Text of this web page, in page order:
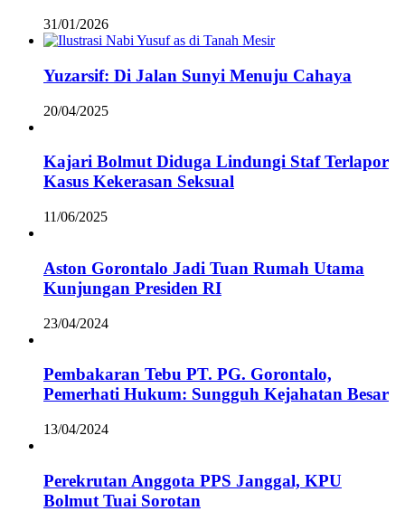
31/01/2026
Yuzarsif: Di Jalan Sunyi Menuju Cahaya
20/04/2025
Kajari Bolmut Diduga Lindungi Staf Terlapor
Kasus Kekerasan Seksual
11/06/2025
Aston Gorontalo Jadi Tuan Rumah Utama
Kunjungan Presiden RI
23/04/2024
Pembakaran Tebu PT. PG. Gorontalo,
Pemerhati Hukum: Sungguh Kejahatan Besar
13/04/2024
Perekrutan Anggota PPS Janggal, KPU
Bolmut Tuai Sorotan